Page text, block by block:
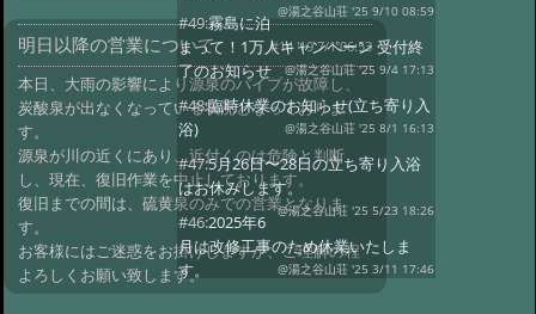
明日以降の営業について #14 '19 7/1 06:53
本日、大雨の影響により源泉のパイプが故障し、
炭酸泉が出なくなっている状況となっておりま
す。
源泉が川の近くにあり、近付くのは危険と判断
し、現在、復旧作業を中止しております。
復旧までの間は、硫黄泉のみでの営業となりま
す。
お客様にはご迷惑をお掛けしますが、ご理解の程
よろしくお願い致します。
@湯之谷山荘 '25 9/10 08:59
#49:霧島に泊
まって！1万人キャンペーン 受付終
了のお知らせ
@湯之谷山荘 '25 9/4 17:13
#48:臨時休業のお知らせ(立ち寄り入
浴)
@湯之谷山荘 '25 8/1 16:13
#47:5月26日〜28日の立ち寄り入浴
はお休みします。
@湯之谷山荘 '25 5/23 18:26
#46:2025年6
月は改修工事のため休業いたしま
す。
@湯之谷山荘 '25 3/11 17:46